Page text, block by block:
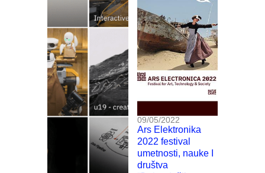
09/05/2022
Ars Elektronika
2022 festival
umetnosti, nauke I
društva